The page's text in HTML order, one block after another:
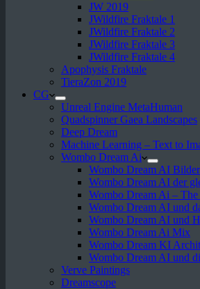
JW 2019
JWildfire Fraktale 1
JWildfire Fraktale 2
JWildfire Fraktale 3
JWildfire Fraktale 4
Apophysis Fraktale
TieraZon 2019
CG
Unreal Engine MetaHuman
Quadspinner Gaea Landscapes
Deep Dream
Machine Learning – Text to
Wombo Dream Ai
Wombo Dream AI
Wombo Dream AI der
Wombo Dream Ai – The
Wombo Dream AI und
Wombo Dream AI und
Wombo Dream Ai Mix
Wombo Dream KI
Wombo Dream AI und
Verve Paintings
Dreamscope